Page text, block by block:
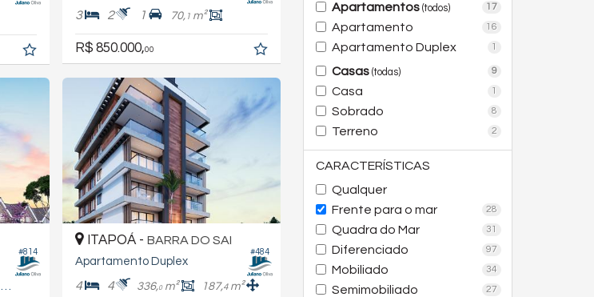
Apartamentos (todos) 17
Apartamento 16
Apartamento Duplex 1
Casas (todas) 9
Casa 1
Sobrado 8
Terreno 2
CARACTERÍSTICAS
Qualquer
Frente para o mar
28
Quadra do Mar 31
Diferenciado 97
Mobiliado 34
Semimobiliado 27
3 2 1 70, 1 m²
R$ 850.000,00
#814
116,
#484
ITAPOÁ - BARRA DO SAI
Apartamento Duplex
4 4 336,0m² 187,4m²